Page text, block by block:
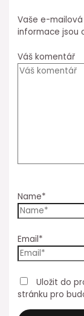
Vaše e-
informace jsou
Váš komentář
Name*
Email*
Uložit do
stránku pro